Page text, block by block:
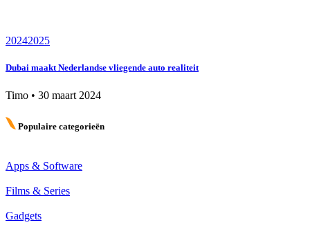
20242025
Dubai maakt Nederlandse vliegende auto realiteit
Timo • 30 maart 2024
Populaire categorieën
Apps & Software
Films & Series
Gadgets